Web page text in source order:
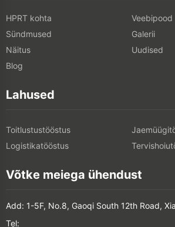
HPRT kohta
Veebipood
Sündmused
Galerii
Näitus
Uudised
Blog
Lahused
Toitlustustööstus
Logistikatööstus
Võtke meiega ühendust
Add: 1-5F, No.8, Gaoqi South 12th Road,
Tel: